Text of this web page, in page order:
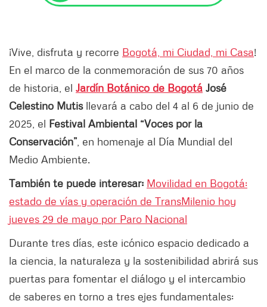
¡Vive, disfruta y recorre Bogotá, mi Ciudad, mi Casa!
En el marco de la conmemoración de sus 70 años
de historia, el Jardín Botánico de Bogotá José
Celestino Mutisllevará a cabo del 4 al 6 de junio de
2025, el Festival Ambiental “Voces por la
Conservación” , en homenaje al Día Mundial del
Medio Ambiente.
También te puede interesar: Movilidad en Bogotá:
estado de vías y operación de TransMilenio hoy
jueves 29 de mayo por Paro Nacional
Durante tres días, este icónico espacio dedicado a
la ciencia, la naturaleza y la sostenibilidad abrirá sus
puertas para fomentar el diálogo y el intercambio
de saberes en torno a tres ejes fundamentales: